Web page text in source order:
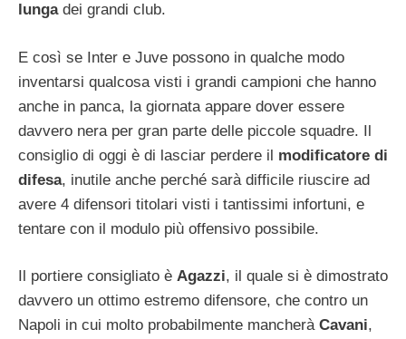
lungadei grandi club.
E così se Inter e Juve possono in qualche modo
inventarsi qualcosa visti i grandi campioni che hanno
anche in panca, la giornata appare dover essere
davvero nera per gran parte delle piccole squadre. Il
consiglio di oggi è di lasciar perdere il modificatore di
difesa, inutile anche perché sarà difficile riuscire ad
avere 4 difensori titolari visti i tantissimi infortuni, e
tentare con il modulo più offensivo possibile.
Il portiere consigliato è Agazzi, il quale si è dimostrato
davvero un ottimo estremo difensore, che contro un
Napoli in cui molto probabilmente mancherà Cavani,